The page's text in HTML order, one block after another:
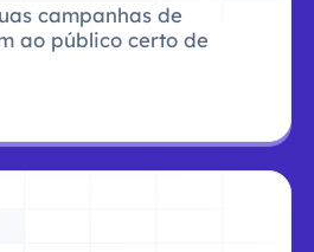
campanhas de
ao público certo de